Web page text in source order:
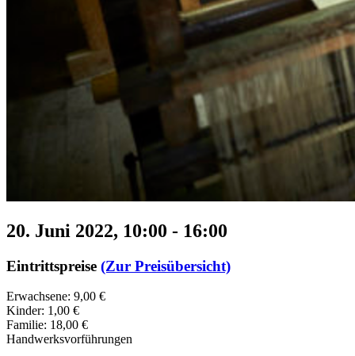
20. Juni 2022, 10:00 - 16:00
Eintrittspreise (Zur Preisübersicht)
Erwachsene: 9,00 €
Kinder: 1,00 €
Familie: 18,00 €
Handwerksvorführungen